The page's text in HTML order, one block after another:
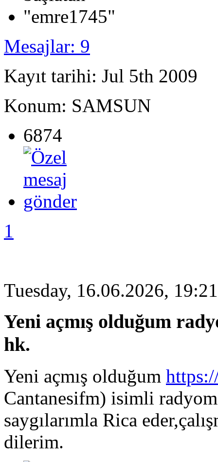
Mesajlar: 9
Kayıt tarihi: Jul 5th 2009
Konum: SAMSUN
6874
1
Tuesday, 16.06.2026, 19:21
Yeni açmış olduğum
hk.
Yeni açmış olduğum
Cantanesifm) isimli
saygılarımla Rica
dilerim.